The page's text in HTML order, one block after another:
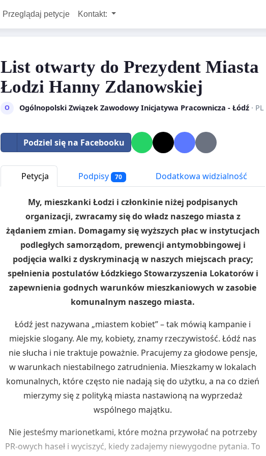
Przeglądaj petycje Kontakt:
List otwarty do Prezydent Miasta
Łodzi Hanny Zdanowskiej
O Ogólnopolski Związek Zawodowy Inicjatywa Pracownicza - Łódź· PL
Podziel się na Facebooku
Petycja Podpisy 70 Dodatkowa widzialność
My, mieszkanki Łodzi i członkinie niżej podpisanych
organizacji, zwracamy się do władz naszego miasta z
żądaniem zmian. Domagamy się wyższych płac w instytucjach
podległych samorządom, prewencji antymobbingowej i
podjęcia walki z dyskryminacją w naszych miejscach pracy;
spełnienia postulatów Łódzkiego Stowarzyszenia Lokatorów i
zapewnienia godnych warunków mieszkaniowych w zasobie
komunalnym naszego miasta.
Łódź jest nazywana „miastem kobiet” – tak mówią kampanie i
miejskie slogany. Ale my, kobiety, znamy rzeczywistość. Łódź nas
nie słucha i nie traktuje poważnie. Pracujemy za głodowe pensje,
w warunkach niestabilnego zatrudnienia. Mieszkamy w lokalach
komunalnych, które często nie nadają się do użytku, a na co dzień
mierzymy się z polityką miasta nastawioną na wyprzedaż
wspólnego majątku.
Nie jesteśmy marionetkami, które można przywołać na potrzeby
PR-owych haseł i wyciszyć, kiedy zadajemy niewygodne pytania. To